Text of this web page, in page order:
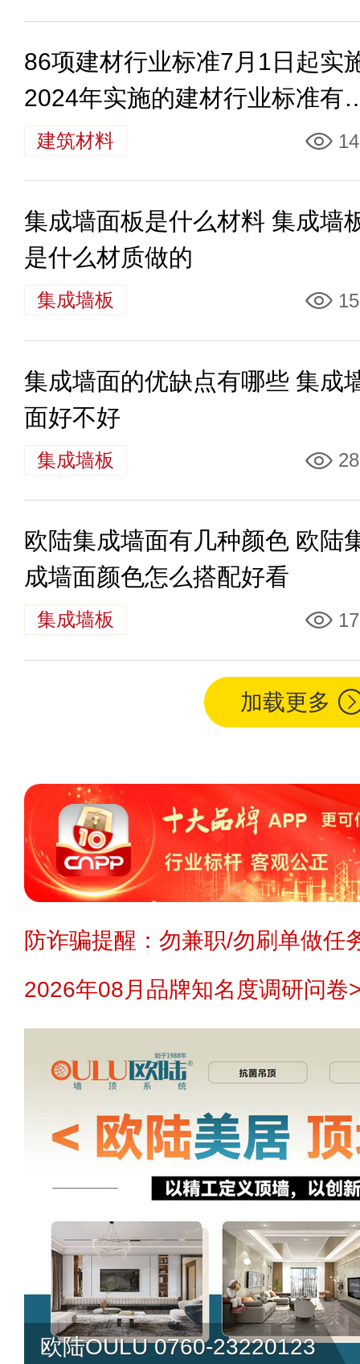
86项建材行业标准7月1日起实
2024年实施的建材行业标准有
些建筑材料
集成墙面板是什么材料 集成墙
是什么材质做的
集成墙板
集成墙面的优缺点有哪些 集成
面好不好
集成墙板
欧陆集成墙面有几种颜色 欧陆
成墙面颜色怎么搭配好看
集成墙板
加载更多
防诈骗提醒：勿兼职/勿刷单做任
2026年08月品牌知名度调研问卷
欧陆OULU 0760-23220123